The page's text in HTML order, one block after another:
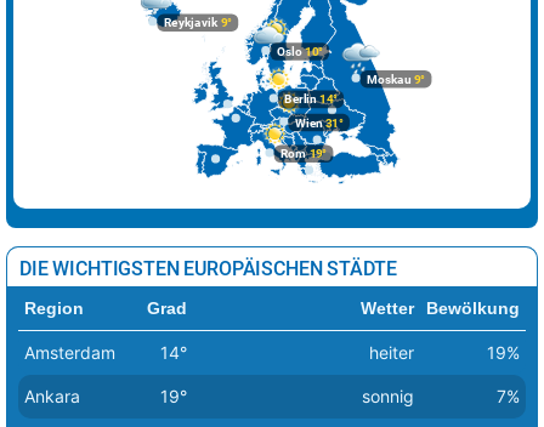
Moskau 9°
Berlin14°
Rom19°
Reykjavik 9°
Oslo10°
Wien31°
DIE WICHTIGSTEN EUROPÄISCHEN STÄDTE
Region Grad Wetter Bewölkung
Amsterdam 14° heiter 19%
Ankara 19° sonnig 7%